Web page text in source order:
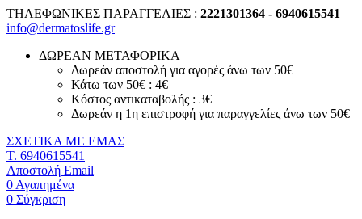
ΤΗΛΕΦΩΝΙΚΕΣ ΠΑΡΑΓΓΕΛΙΕΣ : 2221301364 - 6940615541
info@dermatoslife.gr
ΔΩΡΕΑΝ ΜΕΤΑΦΟΡΙΚΑ
Δωρεάν αποστολή για αγορές άνω των 50€
Κάτω των 50€ : 4€
Κόστος αντικαταβολής : 3€
Δωρεάν η 1η επιστροφή για παραγγελίες άνω των 50€
ΣΧΕΤΙΚΑ ΜΕ ΕΜΑΣ
T. 6940615541
Αποστολή Email
0 Αγαπημένα
0 Σύγκριση